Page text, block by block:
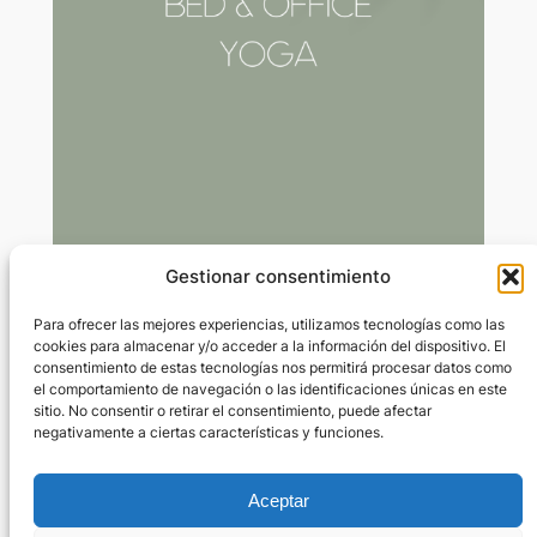
Gestionar consentimiento
Para ofrecer las mejores experiencias, utilizamos tecnologías como las
cookies para almacenar y/o acceder a la información del dispositivo. El
consentimiento de estas tecnologías nos permitirá procesar datos como
el comportamiento de navegación o las identificaciones únicas en este
sitio. No consentir o retirar el consentimiento, puede afectar
negativamente a ciertas características y funciones.
Aceptar
Yoga en la cama: amanece con flow
Mar 23, 2024—porMarta Rivas Rius
enYoga en la cama & office
Contenido restringido. Inicia sesión para visualizar el
contenido. Si no tienes cuenta, ¡únete a nosotras!.